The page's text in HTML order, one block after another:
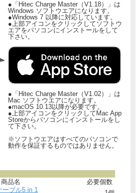
●「Hitec Charge Master（V1.18）」は
Windows ソフトウエアになります。
●Windows 7 以降に対応しています。
●上部アイコンをクリックしてソフトウ
エアをパソコンにインストールをして
下さい。
●「Hitec Charge Master（V1.02）」は
Mac ソフトウエアになります。
●macOS 10.13以降が必要です。
●上部アイコンをクリックしてMac App
Storeからパソコンにインストールをし
て下さい。
※ソフトウエアはすべてのパソコンで
動作を保証するものではありません。
商品名
必要個数
ーブル5 in 1